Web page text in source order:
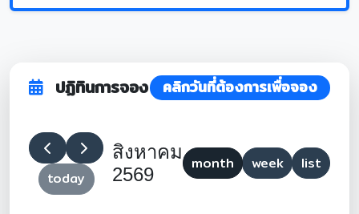
ปฏิทินการจอง คลิกวันที่ต้องการเพื่อจอง
today
สิงหาคม
2569
month week list